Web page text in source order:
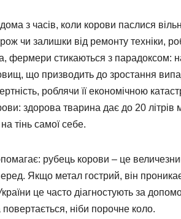
з часів, коли корови паслися
чи залишки від ремонту техніки,
фермери стикаються з парадоксом:
що призводить до зростання
роблячи її економічною
здорова тварина дає до 20 літрів
тінь самої себе.
рубець корови – це
Якщо метал гострий, він
це часто діагностують за
ніби порочне коло.